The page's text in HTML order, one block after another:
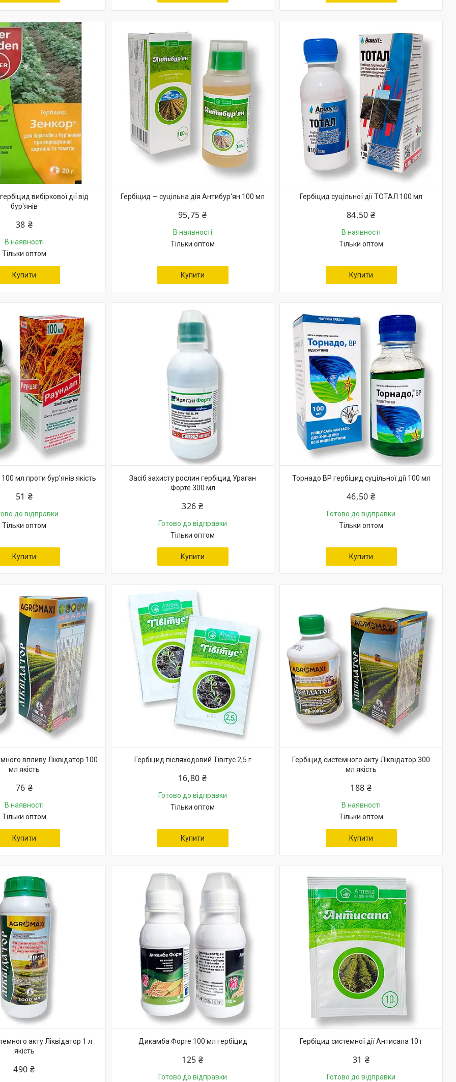
вибіркової дії від
бур'янів
38 ₴
В наявності
Тільки оптом
Купити
Гербіцид — суцільна дія Антибур'ян 100 мл
95,75 ₴
В наявності
Тільки оптом
Купити
Гербіцид суцільної дії ТОТАЛ 100 мл
84,50 ₴
В наявності
Тільки оптом
Купити
мл проти бур'янів якість
51 ₴
до відправки
Тільки оптом
Купити
Засіб захисту рослин гербіцид Ураган
Форте 300 мл
326 ₴
Готово до відправки
Тільки оптом
Купити
Торнадо ВР гербіцид суцільної дії 100 мл
46,50 ₴
Готово до відправки
Тільки оптом
Купити
впливу Ліквідатор 100
мл якість
76 ₴
В наявності
Тільки оптом
Купити
Гербіцид післяходовий Тівітус 2,5 г
16,80 ₴
Готово до відправки
Тільки оптом
Купити
Гербіцид системного акту Ліквідатор 300
мл якість
188 ₴
В наявності
Тільки оптом
Купити
акту Ліквідатор 1 л
якість
490 ₴
Дикамба Форте 100 мл гербіцид
125 ₴
Готово до відправки
Гербіцид системної дії Антисапа 10 г
31 ₴
Готово до відправки